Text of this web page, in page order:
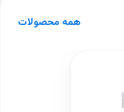
همه محصولات